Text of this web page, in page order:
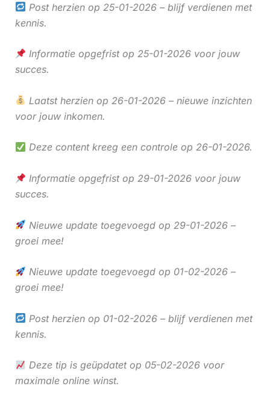
Post herzien op 25-01-2026 – blijf verdienen met
kennis.
Informatie opgefrist op 25-01-2026 voor jouw
succes.
Laatst herzien op 26-01-2026 – nieuwe inzichten
voor jouw inkomen.
Deze content kreeg een controle op 26-01-2026.
Informatie opgefrist op 29-01-2026 voor jouw
succes.
Nieuwe update toegevoegd op 29-01-2026 –
groei mee!
Nieuwe update toegevoegd op 01-02-2026 –
groei mee!
Post herzien op 01-02-2026 – blijf verdienen met
kennis.
Deze tip is geüpdatet op 05-02-2026 voor
maximale online winst.